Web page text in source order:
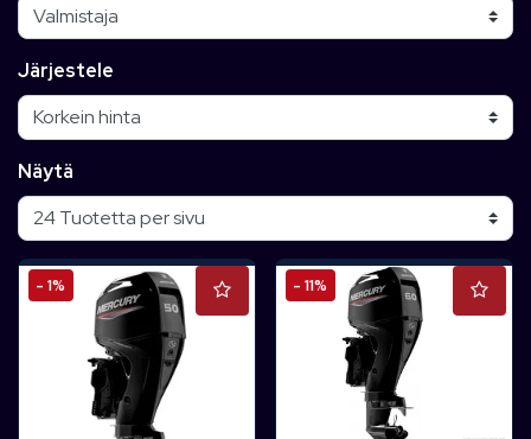
Järjestele
Näytä
- 1% - 11%